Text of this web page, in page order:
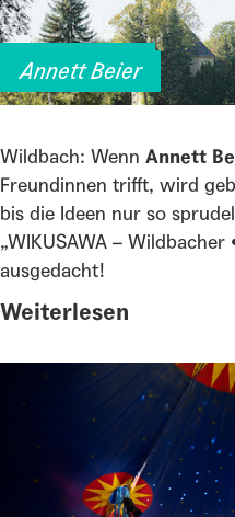
Annett Beier
WIKUSAWA
Wildbach: Wenn Annett
Freundinnen trifft, wird
bis die Ideen nur so
„WIKUSAWA – Wildbacher
ausgedacht!
Weiterlesen